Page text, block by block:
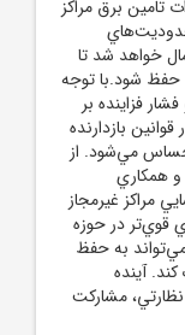
تامين برق مراکز
که تا پايان شهريور 1404 محدوديت‌هاي
خواهد شد تا
حفظ شود.با توجه
فزاينده بر
بازدارنده
مي‌شود. از
همکاري
مراکز غيرمجاز
قوي‌تر در حوزه
به حفظ
آينده
مشارکت